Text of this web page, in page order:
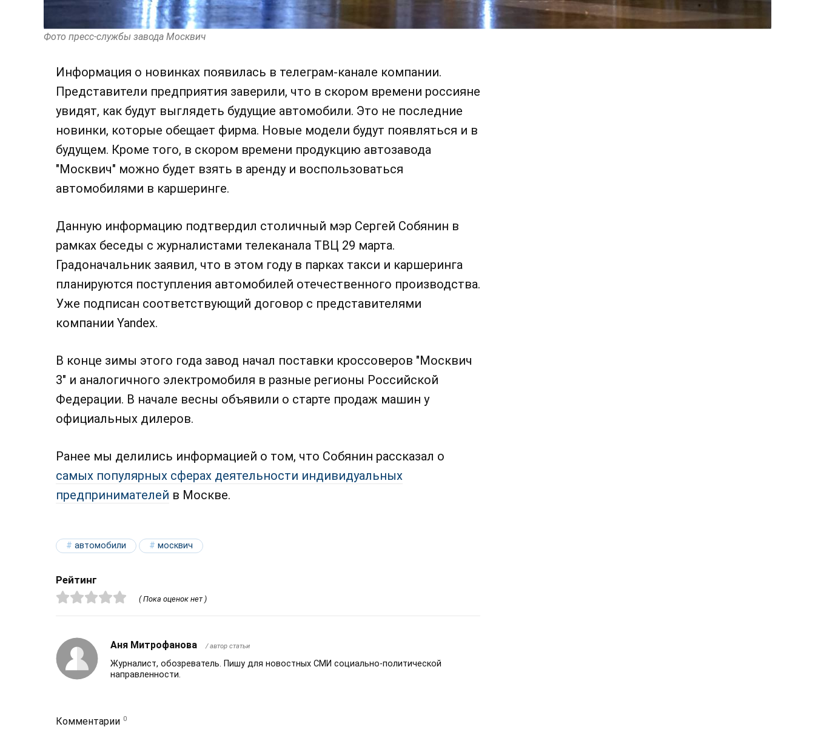
Фото пресс-службы завода Москвич
Информация о новинках появилась в телеграм-канале компании.
Представители предприятия заверили, что в скором времени россияне
увидят, как будут выглядеть будущие автомобили. Это не последние
новинки, которые обещает фирма. Новые модели будут появляться и в
будущем. Кроме того, в скором времени продукцию автозавода
"Москвич" можно будет взять в аренду и воспользоваться
автомобилями в каршеринге.
Данную информацию подтвердил столичный мэр Сергей Собянин в
рамках беседы с журналистами телеканала ТВЦ 29 марта.
Градоначальник заявил, что в этом году в парках такси и каршеринга
планируются поступления автомобилей отечественного производства.
Уже подписан соответствующий договор с представителями
компании Yandex.
В конце зимы этого года завод начал поставки кроссоверов "Москвич
3" и аналогичного электромобиля в разные регионы Российской
Федерации. В начале весны объявили о старте продаж машин у
официальных дилеров.
Ранее мы делились информацией о том, что Собянин рассказал о
самых популярных сферах деятельности индивидуальных
предпринимателей в Москве.
автомобили москвич
Рейтинг
( Пока оценок нет )
Аня Митрофанова / автор статьи
Журналист, обозреватель. Пишу для новостных СМИ социально-политической
направленности.
Комментарии 0